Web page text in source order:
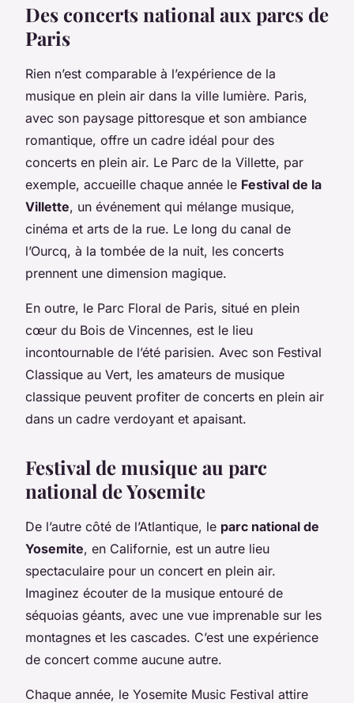
Des concerts national aux parcs de
Paris
Rien n’est comparable à l’expérience de la
musique en plein air dans la ville lumière. Paris,
avec son paysage pittoresque et son ambiance
romantique, offre un cadre idéal pour des
concerts en plein air. Le Parc de la Villette, par
exemple, accueille chaque année le Festival de la
Villette, un événement qui mélange musique,
cinéma et arts de la rue. Le long du canal de
l’Ourcq, à la tombée de la nuit, les concerts
prennent une dimension magique.
En outre, le Parc Floral de Paris, situé en plein
cœur du Bois de Vincennes, est le lieu
incontournable de l’été parisien. Avec son Festival
Classique au Vert, les amateurs de musique
classique peuvent profiter de concerts en plein air
dans un cadre verdoyant et apaisant.
Festival de musique au parc
national de Yosemite
De l’autre côté de l’Atlantique, le parc national de
Yosemite, en Californie, est un autre lieu
spectaculaire pour un concert en plein air.
Imaginez écouter de la musique entouré de
séquoias géants, avec une vue imprenable sur les
montagnes et les cascades. C’est une expérience
de concert comme aucune autre.
Chaque année, le Yosemite Music Festival attire